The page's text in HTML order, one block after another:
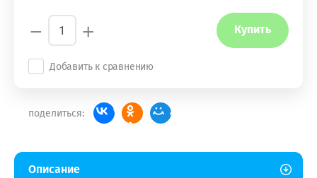
− + Купить
Добавить к сравнению
поделиться:
Описание